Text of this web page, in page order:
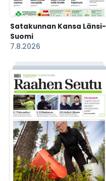
Satakunnan Kansa Länsi-
Suomi
7.8.2026